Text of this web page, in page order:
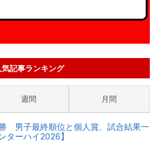
気記事ランキング
週間 月間
男子最終順位と個人賞、試合結果一
ターハイ2026】